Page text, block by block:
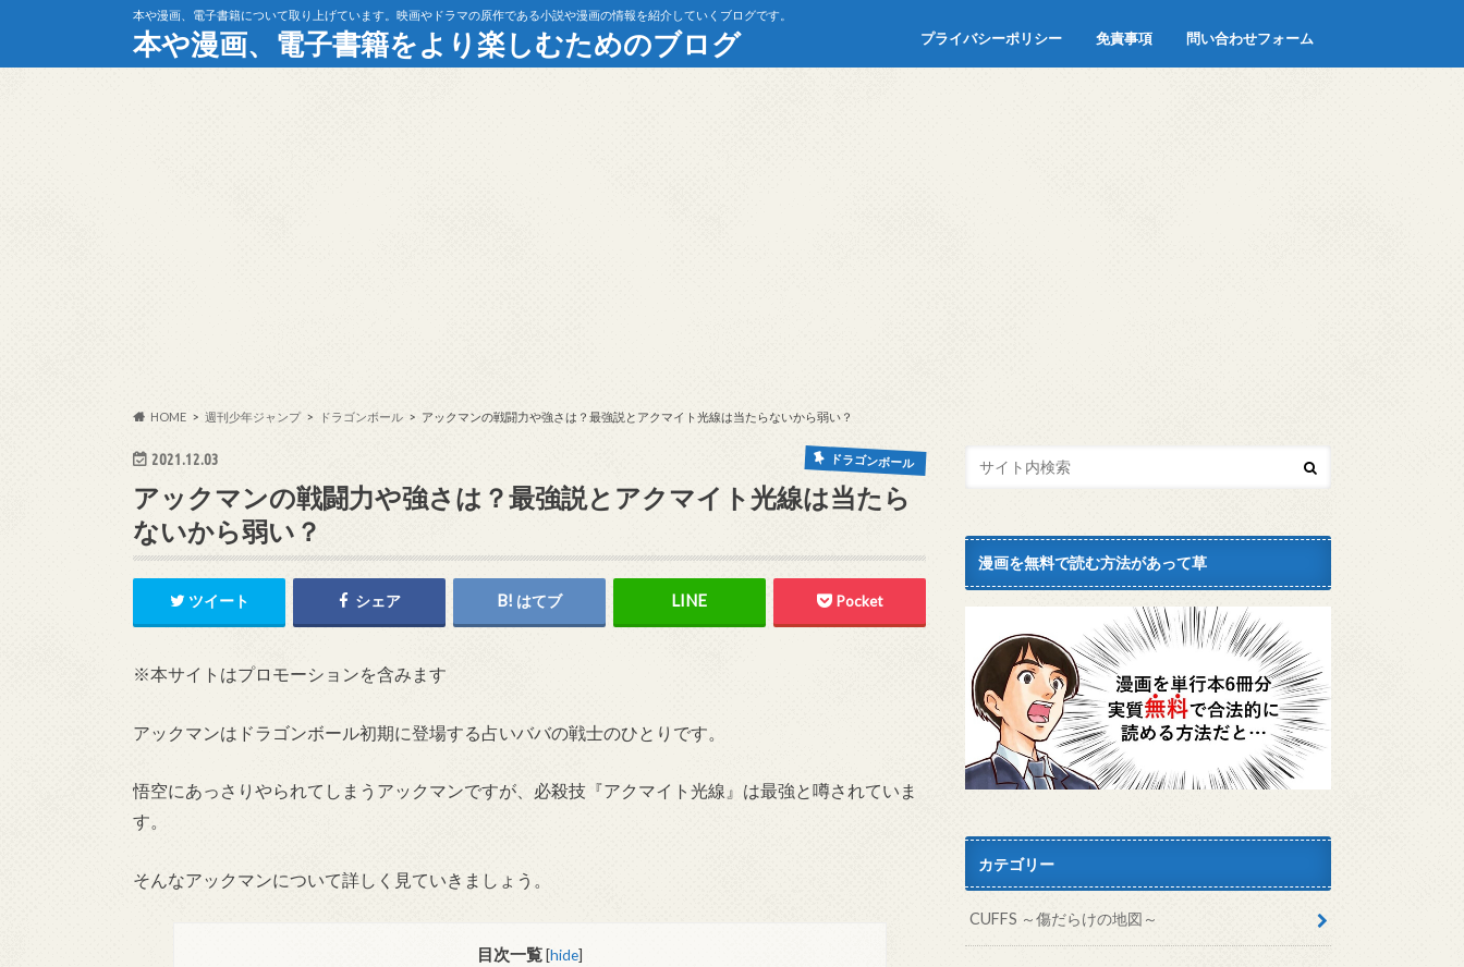
本や漫画、電子書籍について取り上げています。映画やドラマの原作である小説や漫画の情報を紹介していくブログです。
本や漫画、電子書籍をより楽しむためのブログ プライバシーポリシー 免責事項 問い合わせフォーム
HOME 週刊少年ジャンプ ドラゴンボール アックマンの戦闘力や強さは？最強説とアクマイト光線は当たらないから弱い？
2021.12.03 ドラゴンボール
アックマンの戦闘力や強さは？最強説とアクマイト光線は当たら
ないから弱い？
ツイート シェア はてブ Pocket
※本サイトはプロモーションを含みます
アックマンはドラゴンボール初期に登場する占いババの戦士のひとりです。
悟空にあっさりやられてしまうアックマンですが、必殺技『アクマイト光線』は最強と噂されていま
す。
そんなアックマンについて詳しく見ていきましょう。
目次一覧 [hide]
漫画を無料で読む方法があって草
カテゴリー
CUFFS ～傷だらけの地図～